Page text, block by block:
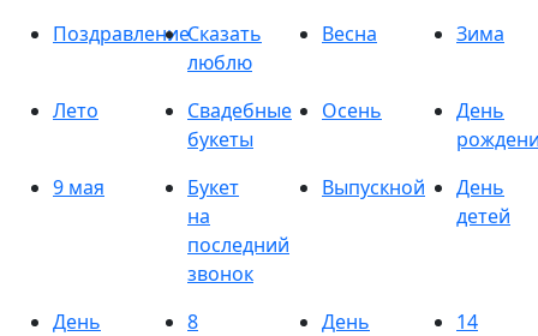
ПоздравлениеСказать
люблю
Весна Зима
Лето
Свадебные
букеты
Осень
День
9 мая
Букет
на
последний
звонок
Выпускной
День
детей
День
8
День
14